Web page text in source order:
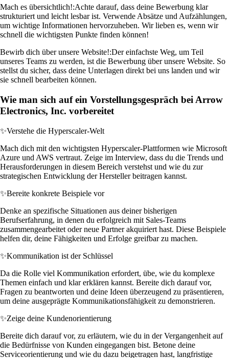
Mach es übersichtlich!:Achte darauf, dass deine Bewerbung klar
strukturiert und leicht lesbar ist. Verwende Absätze und Aufzählungen,
um wichtige Informationen hervorzuheben. Wir lieben es, wenn wir
schnell die wichtigsten Punkte finden können!
Bewirb dich über unsere Website!:Der einfachste Weg, um Teil
unseres Teams zu werden, ist die Bewerbung über unsere Website. So
stellst du sicher, dass deine Unterlagen direkt bei uns landen und wir
sie schnell bearbeiten können.
Wie man sich auf ein Vorstellungsgespräch bei Arrow
Electronics, Inc. vorbereitet
✨Verstehe die Hyperscaler-Welt
Mach dich mit den wichtigsten Hyperscaler-Plattformen wie Microsoft
Azure und AWS vertraut. Zeige im Interview, dass du die Trends und
Herausforderungen in diesem Bereich verstehst und wie du zur
strategischen Entwicklung der Hersteller beitragen kannst.
✨Bereite konkrete Beispiele vor
Denke an spezifische Situationen aus deiner bisherigen
Berufserfahrung, in denen du erfolgreich mit Sales-Teams
zusammengearbeitet oder neue Partner akquiriert hast. Diese Beispiele
helfen dir, deine Fähigkeiten und Erfolge greifbar zu machen.
✨Kommunikation ist der Schlüssel
Da die Rolle viel Kommunikation erfordert, übe, wie du komplexe
Themen einfach und klar erklären kannst. Bereite dich darauf vor,
Fragen zu beantworten und deine Ideen überzeugend zu präsentieren,
um deine ausgeprägte Kommunikationsfähigkeit zu demonstrieren.
✨Zeige deine Kundenorientierung
Bereite dich darauf vor, zu erläutern, wie du in der Vergangenheit auf
die Bedürfnisse von Kunden eingegangen bist. Betone deine
Serviceorientierung und wie du dazu beigetragen hast, langfristige